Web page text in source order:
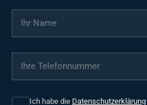
Ihr Name
Ihre Telefonnummer
Ich habe die Datenschutzerklärung